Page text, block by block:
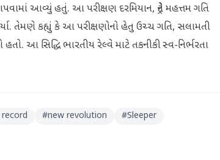
આવ્યું હતું. આ પરીક્ષણ દરમિયાન, ટ્રેને મહત્તમ ગતિ
તેમણે કહ્યું કે આ પરીક્ષણોનો હેતુ ઉચ્ચ ગતિ, સલામતી
હતો. આ સિદ્ધિ ભારતીય રેલ્વે માટે તકનીકી સ્વ-નિર્ભરતા
#new revolution #Sleeper